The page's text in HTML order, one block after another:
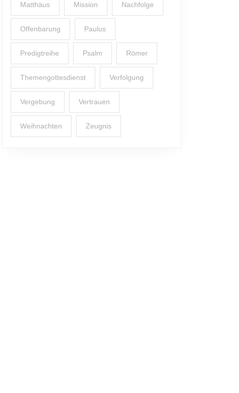
Matthäus Mission Nachfolge
Offenbarung Paulus
Predigtreihe Psalm Römer
Themengottesdienst Verfolgung
Vergebung Vertrauen
Weihnachten Zeugnis